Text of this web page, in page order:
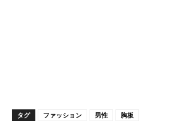
タグ ファッション 男性 胸板